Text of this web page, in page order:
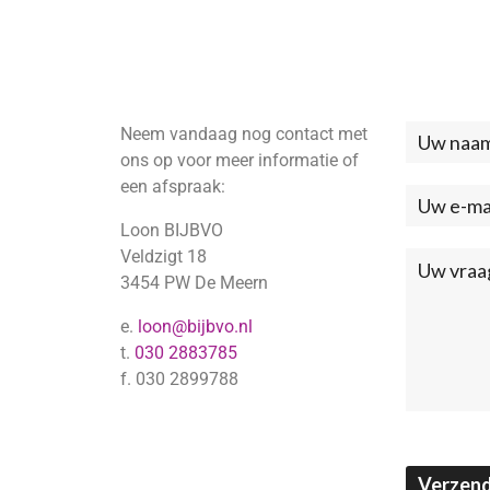
Neem vandaag nog contact met
ons op voor meer informatie of
een afspraak:
Loon BIJBVO
Veldzigt 18
3454 PW De Meern
e. loon@bijbvo.nl
t. 030 2883785
f. 030 2899788
Neem
met
ons